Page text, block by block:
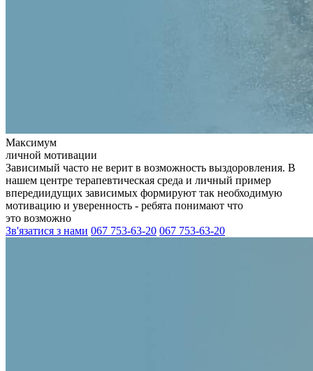
Максимум
личной мотивации
Зависимый часто не верит в возможность выздоровления. В
нашем центре терапевтическая среда и личный пример
впередиидущих зависимых формируют так необходимую
мотивацию и уверенность - ребята понимают что
это возможно
Зв'язатися з нами 067 753-63-20 067 753-63-20